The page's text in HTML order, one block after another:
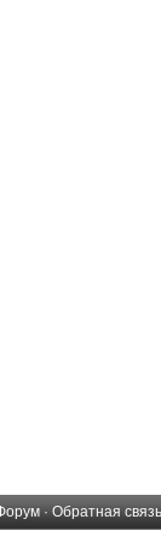
· Обратная связь